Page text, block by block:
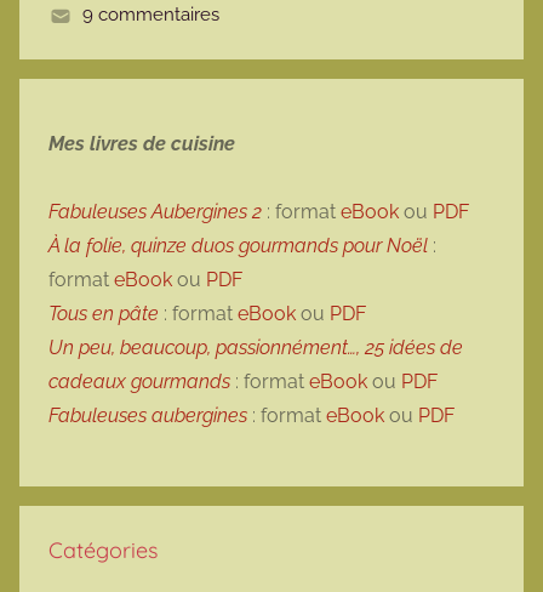
9 commentaires
Mes livres de cuisine
Fabuleuses Aubergines 2 : format eBook ou PDF
À la folie, quinze duos gourmands pour Noël :
format eBook ou PDF
Tous en pâte : format eBook ou PDF
Un peu, beaucoup, passionnément…, 25 idées de
cadeaux gourmands : format eBook ou PDF
Fabuleuses aubergines : format eBook ou PDF
Catégories